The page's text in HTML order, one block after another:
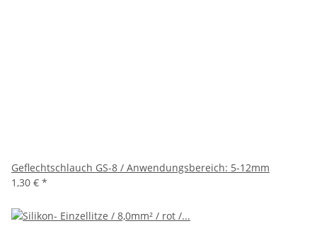
Geflechtschlauch GS-8 / Anwendungsbereich: 5-12mm
1,30 € *